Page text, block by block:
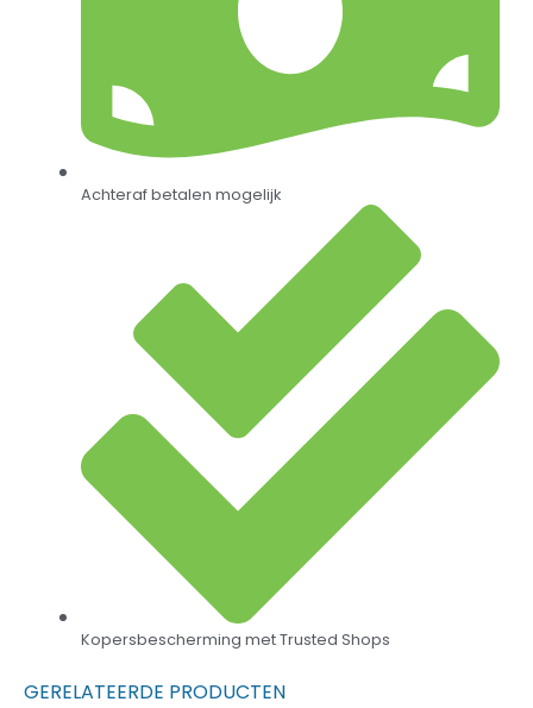
Achteraf betalen mogelijk
Kopersbescherming met Trusted Shops
GERELATEERDE PRODUCTEN